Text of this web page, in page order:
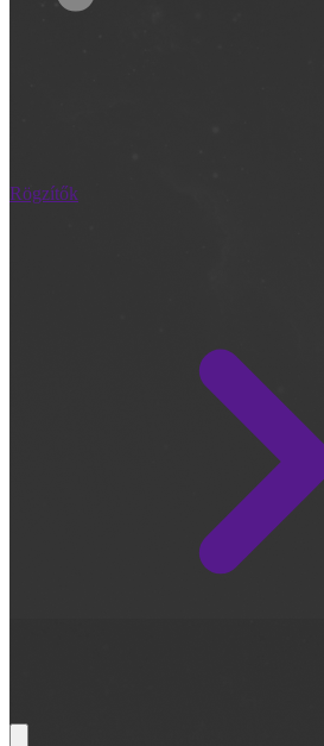
Rögzítők